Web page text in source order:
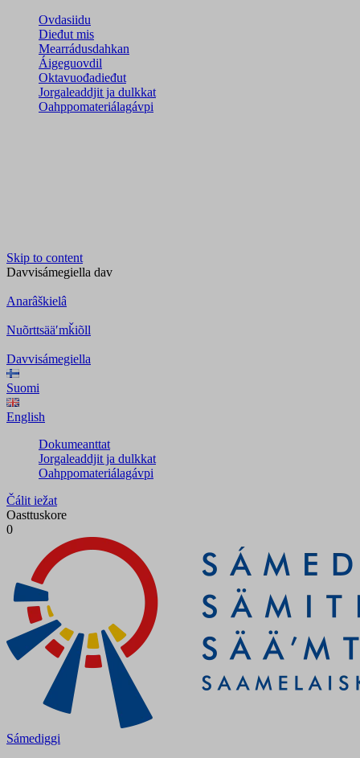
Ovdasiidu
Dieđut mis
Mearrádusdahkan
Áigeguovdil
Oktavuođadieđut
Jorgaleaddjit ja dulkkat
Oahppomateriálagávpi
Skip to content
Davvisámegiella dav
Anarâškielâ
Nuõrttsääʹmǩiõll
Davvisámegiella
Suomi
English
Dokumeanttat
Jorgaleaddjit ja dulkkat
Oahppomateriálagávpi
Čálit iežat
Oasttuskore
0
Sámediggi